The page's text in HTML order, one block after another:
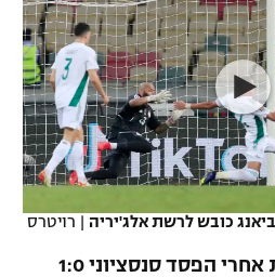
כובש לרשת אלג'יריה | רויטרס
אלופת אפריקה בצרות אחרי הפסד סנסציוני 1:0